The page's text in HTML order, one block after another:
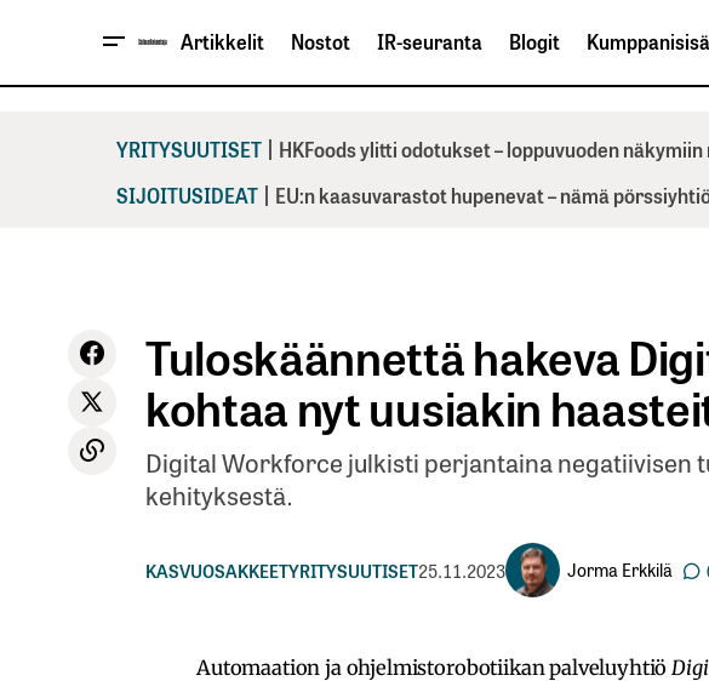
Artikkelit Nostot IR-seuranta Blogit
YRITYSUUTISET | HKFoods ylitti odotukset – loppuvuoden
SIJOITUSIDEAT | EU:n kaasuvarastot hupenevat – nämä
Tuloskäännettä hakeva
kohtaa nyt uusiakin
Digital Workforce julkisti perjantaina negatiivisen
kehityksestä.
KASVUOSAKKEETYRITYSUUTISET25.11.2023 Jorma Erkkilä
Automaation ja ohjelmistorobotiikan palveluyhtiö